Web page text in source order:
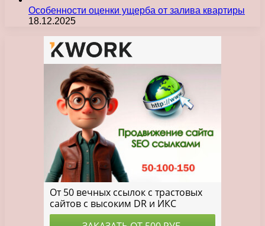
Особенности оценки ущерба от залива квартиры
18.12.2025